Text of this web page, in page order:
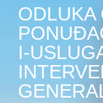
ODLUKA
I-